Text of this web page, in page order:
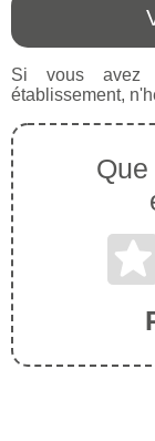
Si vous avez
établissement,